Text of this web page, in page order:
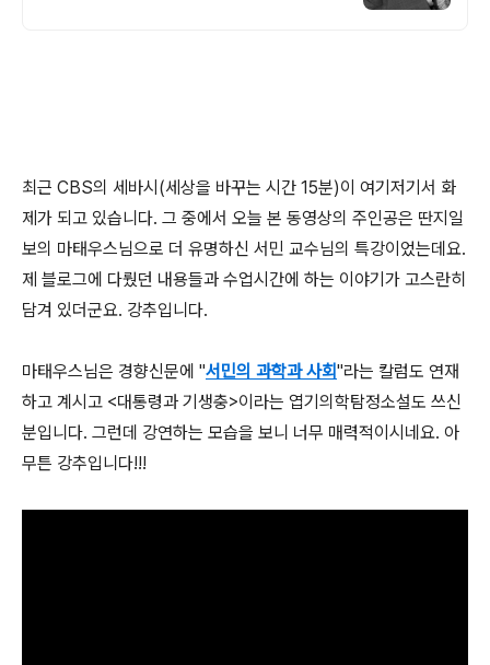
최근 CBS의 세바시(세상을 바꾸는 시간 15분)이 여기저기서 화
제가 되고 있습니다. 그 중에서 오늘 본 동영상의 주인공은 딴지일
보의 마태우스님으로 더 유명하신 서민 교수님의 특강이었는데요.
제 블로그에 다뤘던 내용들과 수업시간에 하는 이야기가 고스란히
담겨 있더군요. 강추입니다.
마태우스님은 경향신문에 "서민의 과학과 사회"라는 칼럼도 연재
하고 계시고 <대통령과 기생충>이라는 엽기의학탐정소설도 쓰신
분입니다. 그런데 강연하는 모습을 보니 너무 매력적이시네요. 아
무튼 강추입니다!!!